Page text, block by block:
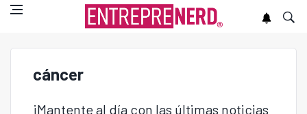
cáncer
¡Mantente al día con las últimas noticias